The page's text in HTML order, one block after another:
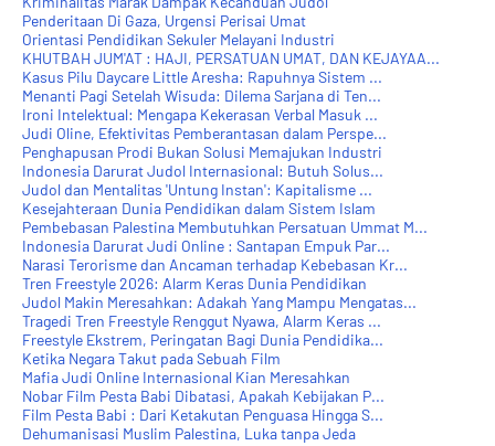
Penderitaan Di Gaza, Urgensi Perisai Umat
Orientasi Pendidikan Sekuler Melayani Industri
KHUTBAH JUM'AT : HAJI, PERSATUAN UMAT, DAN KEJAYAA...
Kasus Pilu Daycare Little Aresha: Rapuhnya Sistem ...
Menanti Pagi Setelah Wisuda: Dilema Sarjana di Ten...
Ironi Intelektual: Mengapa Kekerasan Verbal Masuk ...
Judi Oline, Efektivitas Pemberantasan dalam Perspe...
Penghapusan Prodi Bukan Solusi Memajukan Industri
Indonesia Darurat Judol Internasional: Butuh Solus...
Judol dan Mentalitas 'Untung Instan': Kapitalisme ...
Kesejahteraan Dunia Pendidikan dalam Sistem Islam
Pembebasan Palestina Membutuhkan Persatuan Ummat M...
Indonesia Darurat Judi Online : Santapan Empuk Par...
Narasi Terorisme dan Ancaman terhadap Kebebasan Kr...
Tren Freestyle 2026: Alarm Keras Dunia Pendidikan
Judol Makin Meresahkan: Adakah Yang Mampu Mengatas...
Tragedi Tren Freestyle Renggut Nyawa, Alarm Keras ...
Freestyle Ekstrem, Peringatan Bagi Dunia Pendidika...
Ketika Negara Takut pada Sebuah Film
Mafia Judi Online Internasional Kian Meresahkan
Nobar Film Pesta Babi Dibatasi, Apakah Kebijakan P...
Film Pesta Babi : Dari Ketakutan Penguasa Hingga S...
Dehumanisasi Muslim Palestina, Luka tanpa Jeda